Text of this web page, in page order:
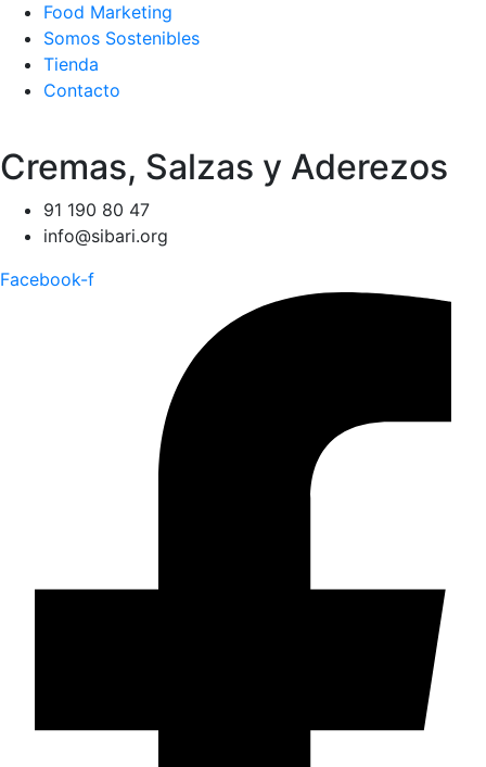
Food Marketing
Somos Sostenibles
Tienda
Contacto
Cremas, Salzas y Aderezos
91 190 80 47
info@sibari.org
Facebook-f